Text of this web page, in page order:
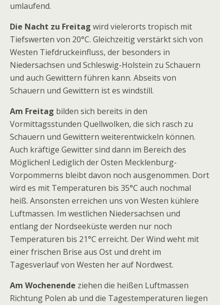
umlaufend.
Die Nacht zu Freitag wird vielerorts tropisch mit
Tiefswerten von 20°C. Gleichzeitig verstärkt sich von
Westen Tiefdruckeinfluss, der besonders in
Niedersachsen und Schleswig-Holstein zu Schauern
und auch Gewittern führen kann. Abseits von
Schauern und Gewittern ist es windstill.
Am Freitag bilden sich bereits in den
Vormittagsstunden Quellwolken, die sich rasch zu
Schauern und Gewittern weiterentwickeln können.
Auch kräftige Gewitter sind dann im Bereich des
Möglichen! Lediglich der Osten Mecklenburg-
Vorpommerns bleibt davon noch ausgenommen. Dort
wird es mit Temperaturen bis 35°C auch nochmal
heiß. Ansonsten erreichen uns von Westen kühlere
Luftmassen. Im westlichen Niedersachsen und
entlang der Nordseeküste werden nur noch
Temperaturen bis 21°C erreicht. Der Wind weht mit
einer frischen Brise aus Ost und dreht im
Tagesverlauf von Westen her auf Nordwest.
Am Wochenende ziehen die heißen Luftmassen
Richtung Polen ab und die Tagestemperaturen liegen